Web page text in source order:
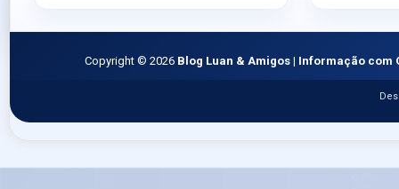
Copyright © 2026 Blog Luan & Amigos | Informação